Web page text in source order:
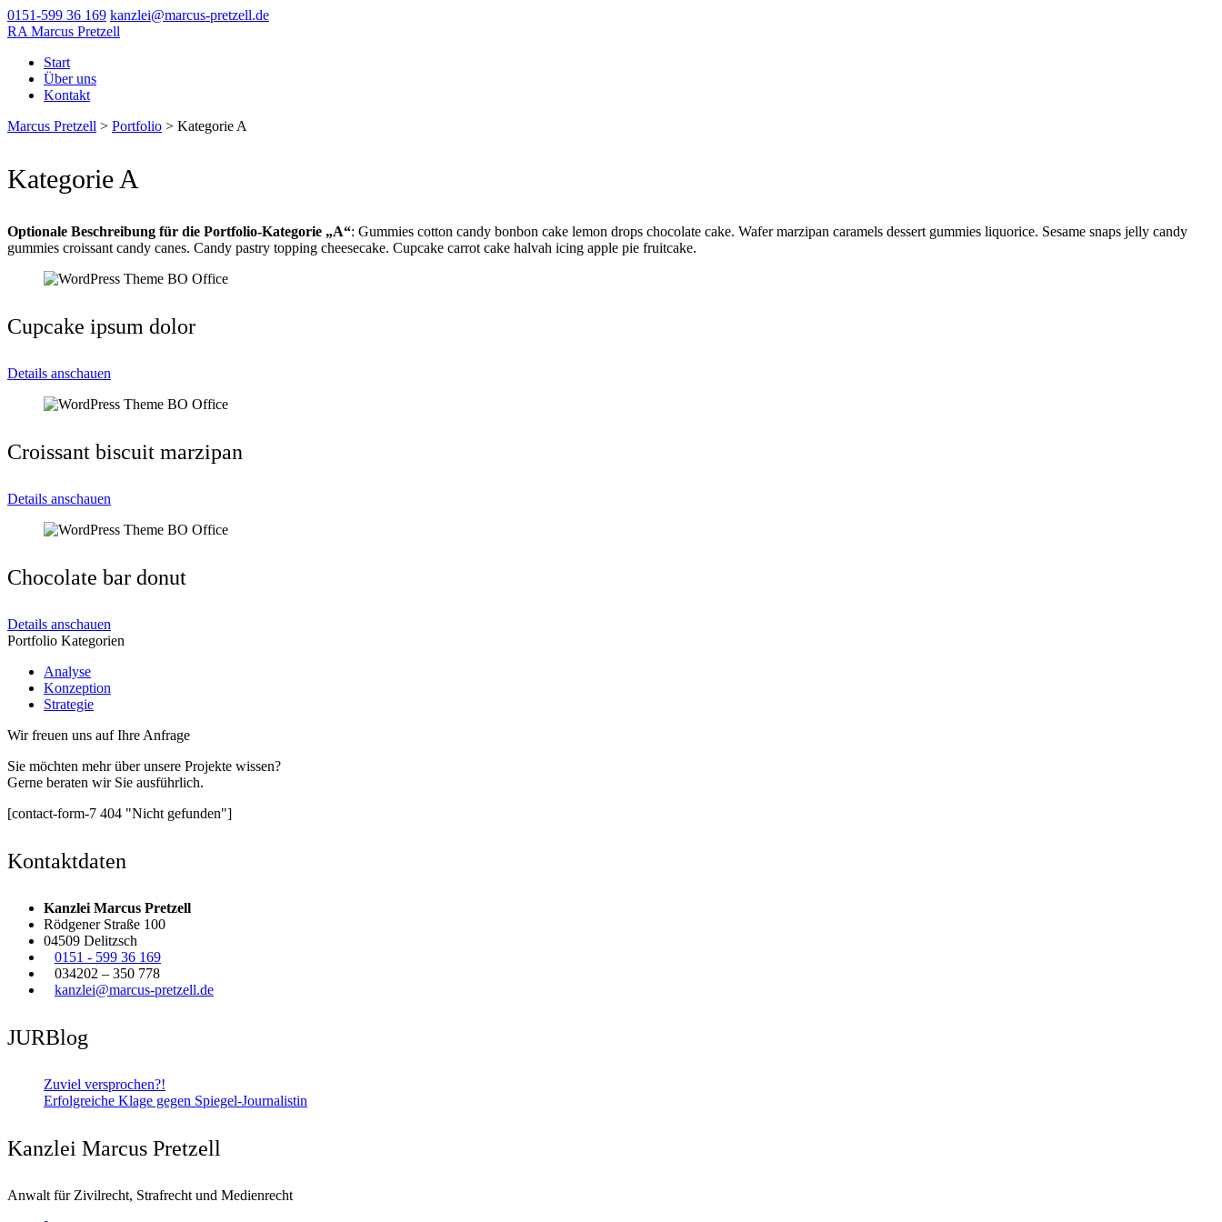
0151-599 36 169 kanzlei@marcus-pretzell.de
RA Marcus Pretzell
Start
Über uns
Kontakt
Marcus Pretzell > Portfolio > Kategorie A
Kategorie A
Optionale Beschreibung für die Portfolio-Kategorie „A“: Gummies cotton candy bonbon cake lemon drops chocolate cake. Wafer marzipan caramels dessert gummies liquorice. Sesame snaps jelly candy
gummies croissant candy canes. Candy pastry topping cheesecake. Cupcake carrot cake halvah icing apple pie fruitcake.
Cupcake ipsum dolor
Details anschauen
Croissant biscuit marzipan
Details anschauen
Chocolate bar donut
Details anschauen
Portfolio Kategorien
Analyse
Konzeption
Strategie
Wir freuen uns auf Ihre Anfrage
Sie möchten mehr über unsere Projekte wissen?
Gerne beraten wir Sie ausführlich.
[contact-form-7 404 "Nicht gefunden"]
Kontaktdaten
Kanzlei Marcus Pretzell
Rödgener Straße 100
04509 Delitzsch
0151 - 599 36 169
034202 – 350 778
kanzlei@marcus-pretzell.de
JURBlog
Zuviel versprochen?!
Erfolgreiche Klage gegen Spiegel-Journalistin
Kanzlei Marcus Pretzell
Anwalt für Zivilrecht, Strafrecht und Medienrecht